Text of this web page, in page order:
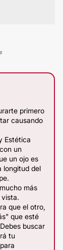
primero
causando
Estética
un
un ojo es
longitud del
más
vista.
que el otro,
que esté
buscar
tu